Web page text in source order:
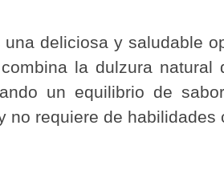
deliciosa y saludable
la dulzura natural
un equilibrio de
requiere de habilidades